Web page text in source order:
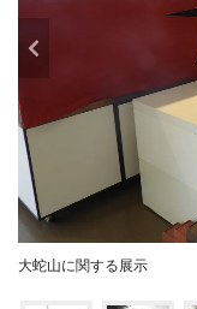
大蛇山に関する展示